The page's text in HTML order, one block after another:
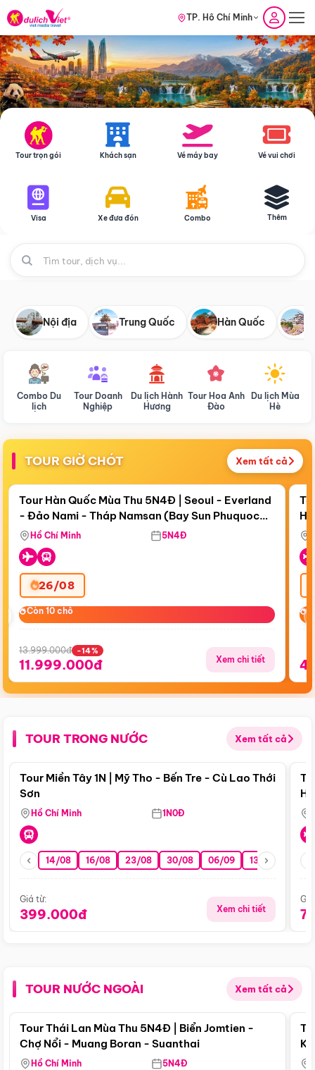
TP. Hồ Chí Minh
Tour trọn gói Khách sạn Vé máy bay Vé vui chơi
Visa Xe đưa đón Combo Thêm
Nội địa Trung Quốc Hàn Quốc
Combo Du
lịch
Tour Doanh
Nghiệp
Du lịch Hành
Hương
Tour Hoa Anh
Đào
Du lịch Mùa
Hè
TOUR GIỜ CHÓT Xem tất cả
Còn19 ngày 03:05:06
Điểm nổi bật
Tour Hàn Quốc Mùa Thu 5N4Đ | Seoul - Everland
- Đảo Nami - Tháp Namsan (Bay Sun Phuquoc
Airways)
Hồ Chí Minh 5N4Đ
26/08
Còn 10 chỗ
Còn 10 chỗ
13.999.000đ -14%
11.999.000đ Xem chi tiết
TOUR TRONG NƯỚC Xem tất cả
Điểm nổi bật
Tour Miền Tây 1N | Mỹ Tho - Bến Tre - Cù Lao Thới
Sơn
Hồ Chí Minh 1N0Đ
14/08 16/08 23/08 30/08 06/09 13/09 20/09
Giá từ:
399.000đ Xem chi tiết
TOUR NƯỚC NGOÀI Xem tất cả
Điểm nổi bật
Tour Thái Lan Mùa Thu 5N4Đ | Biển Jomtien -
Chợ Nổi - Muang Boran - Suanthai
Hồ Chí Minh 5N4Đ